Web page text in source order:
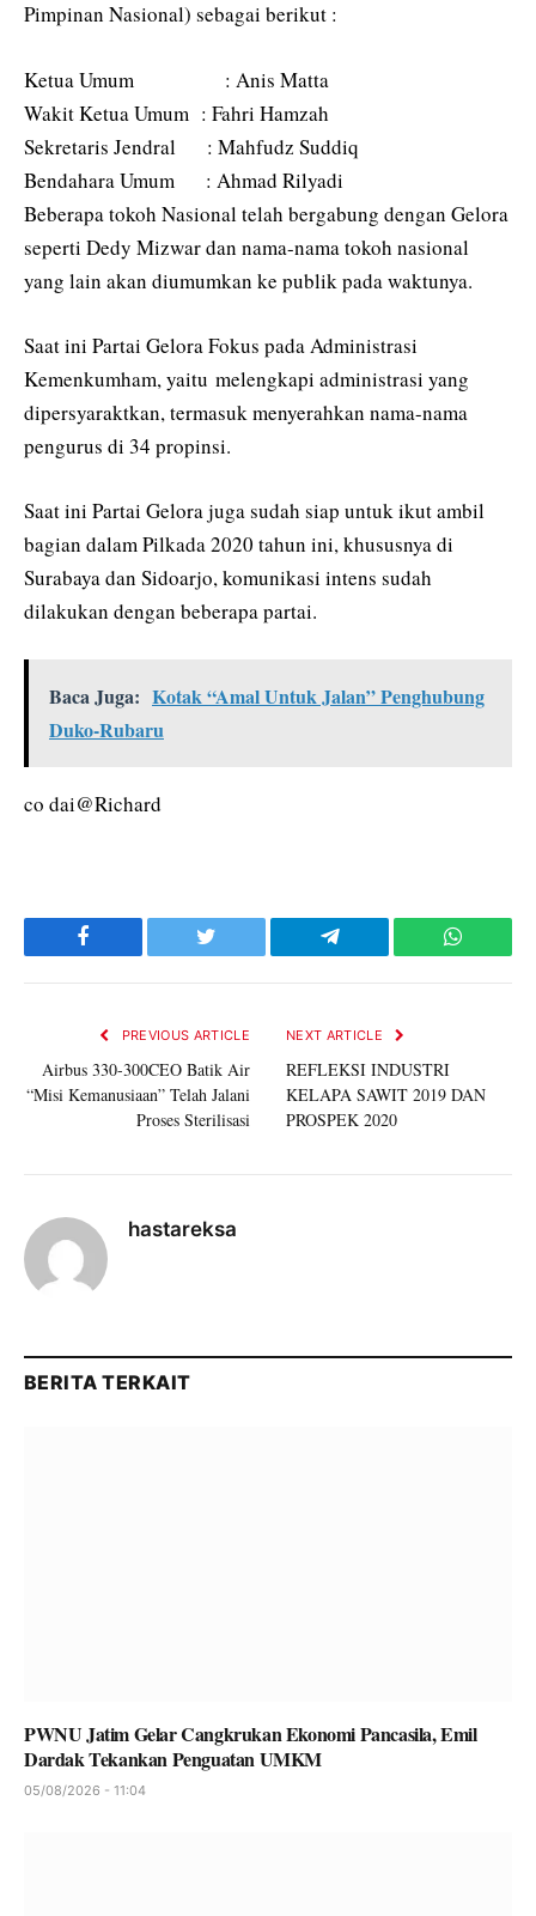
Pimpinan Nasional) sebagai berikut :
Ketua Umum : Anis Matta
Wakit Ketua Umum : Fahri Hamzah
Sekretaris Jendral : Mahfudz Suddiq
Bendahara Umum : Ahmad Rilyadi
Beberapa tokoh Nasional telah bergabung dengan Gelora
seperti Dedy Mizwar dan nama-nama tokoh nasional
yang lain akan diumumkan ke publik pada waktunya.
Saat ini Partai Gelora Fokus pada Administrasi
Kemenkumham, yaitu melengkapi administrasi yang
dipersyaraktkan, termasuk menyerahkan nama-nama
pengurus di 34 propinsi.
Saat ini Partai Gelora juga sudah siap untuk ikut ambil
bagian dalam Pilkada 2020 tahun ini, khususnya di
Surabaya dan Sidoarjo, komunikasi intens sudah
dilakukan dengan beberapa partai.
Baca Juga: Kotak “Amal Untuk Jalan” Penghubung
Duko-Rubaru
co dai@Richard
Facebook Twitter Telegram
PREVIOUS ARTICLE
Airbus 330-300CEO Batik Air
“Misi Kemanusiaan” Telah Jalani
Proses Sterilisasi
NEXT ARTICLE
REFLEKSI INDUSTRI
KELAPA SAWIT 2019 DAN
PROSPEK 2020
hastareksa
BERITA TERKAIT
PWNU Jatim Gelar Cangkrukan Ekonomi Pancasila, Emil
Dardak Tekankan Penguatan UMKM
05/08/2026 - 11:04